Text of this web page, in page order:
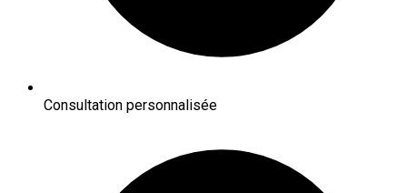
Consultation personnalisée